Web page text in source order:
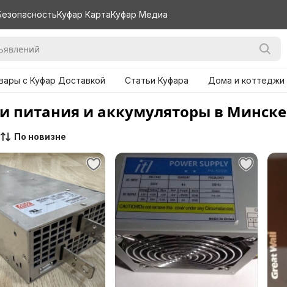
Куфар КартаКуфар Медиа
с Куфар Доставкой Статьи Куфара Дома и коттеджи
питания и аккумуляторы в Минске
По новизне